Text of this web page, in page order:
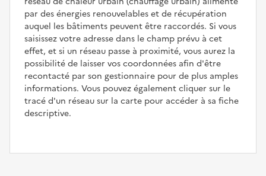
par des énergies renouvelables et de récupération
auquel les bâtiments peuvent être raccordés. Si vous
saisissez votre adresse dans le champ prévu à cet
effet, et si un réseau passe à proximité, vous aurez la
possibilité de laisser vos coordonnées afin d'être
recontacté par son gestionnaire pour de plus amples
informations. Vous pouvez également cliquer sur le
tracé d'un réseau sur la carte pour accéder à sa fiche
descriptive.